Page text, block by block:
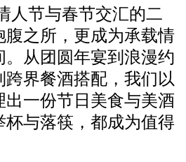
人节与春节交汇的二
腹之所，更成为承载情
从团圆年宴到浪漫约
界餐酒搭配，我们以
一份节日美食与美酒
与落筷，都成为值得